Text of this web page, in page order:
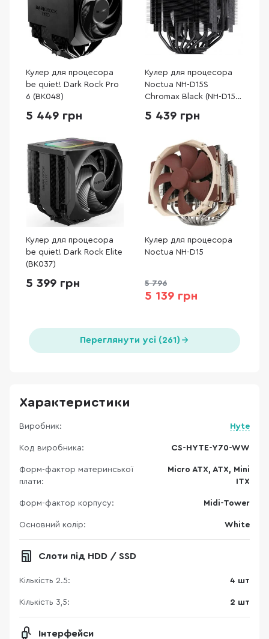
Кулер для процесора
be quiet! Dark Rock Pro
6 (BK048)
5 449 грн
Кулер для процесора
Noctua NH-D15S
Chromax Black (NH-D15S
5 439 грн
Кулер для процесора
be quiet! Dark Rock Elite
(BK037)
5 399 грн
Кулер для процесора
Noctua NH-D15
5 796
5 139 грн
Переглянути усі (261)
Характеристики
Виробник: Hyte
Код виробника: CS-HYTE-Y70-WW
Форм-фактор материнської
плати:
Micro ATX, ATX, Mini
ITX
Форм-фактор корпусу: Midi-Tower
Основний колір: White
Слоти під HDD / SSD
Кількість 2.5: 4 шт
Кількість 3,5: 2 шт
Інтерфейси